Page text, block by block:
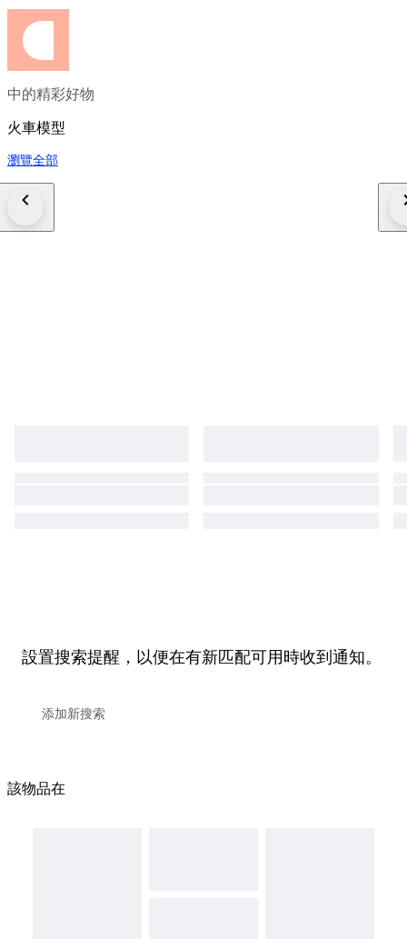
中的精彩好物
火車模型
瀏覽全部
設置搜索提醒，以便在有新匹配可用時收到通知。
該物品在